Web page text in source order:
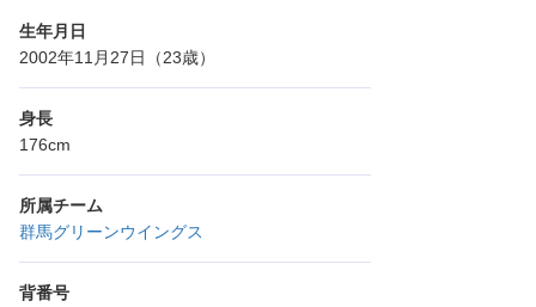
生年月日
2002年11月27日（23歳）
身長
176cm
所属チーム
群馬グリーンウイングス
背番号